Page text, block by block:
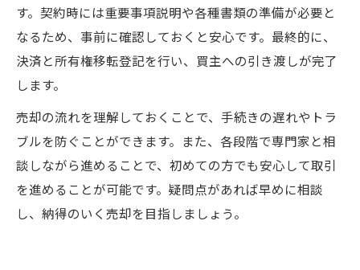
す。契約時には重要事項説明や各種書類の準備が必要と
なるため、事前に確認しておくと安心です。最終的に、
決済と所有権移転登記を行い、買主への引き渡しが完了
します。
売却の流れを理解しておくことで、手続きの遅れやトラ
ブルを防ぐことができます。また、各段階で専門家と相
談しながら進めることで、初めての方でも安心して取引
を進めることが可能です。疑問点があれば早めに相談
し、納得のいく売却を目指しましょう。